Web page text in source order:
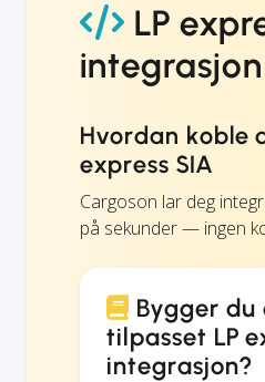
LP
integrasjon
Hvordan koble
express SIA
Cargoson lar deg
på sekunder — ingen
Bygger du
tilpasset LP
integrasjon?